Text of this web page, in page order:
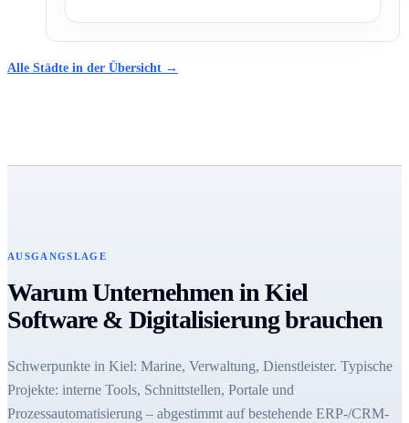
Alle Städte in der Übersicht →
AUSGANGSLAGE
Warum Unternehmen in Kiel
Software & Digitalisierung brauchen
Schwerpunkte in Kiel: Marine, Verwaltung, Dienstleister. Typische
Projekte: interne Tools, Schnittstellen, Portale und
Prozessautomatisierung – abgestimmt auf bestehende ERP-/CRM-